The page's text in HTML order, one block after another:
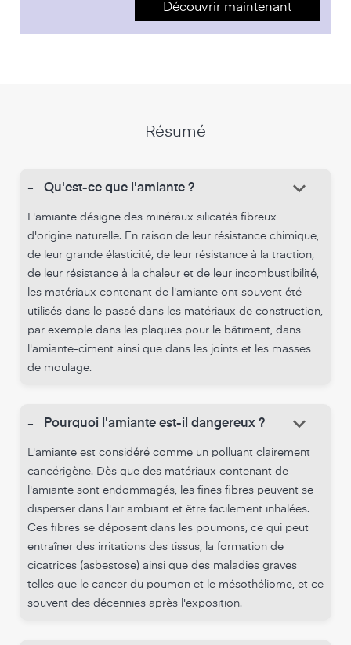
Découvrir maintenant
Résumé
- Qu'est-ce que l'amiante ? keyboard_arrow_down
L'amiante désigne des minéraux silicatés fibreux
d'origine naturelle. En raison de leur résistance chimique,
de leur grande élasticité, de leur résistance à la traction,
de leur résistance à la chaleur et de leur incombustibilité,
les matériaux contenant de l'amiante ont souvent été
utilisés dans le passé dans les matériaux de construction,
par exemple dans les plaques pour le bâtiment, dans
l'amiante-ciment ainsi que dans les joints et les masses
de moulage.
- Pourquoi l'amiante est-il dangereux ? keyboard_arrow_down
L'amiante est considéré comme un polluant clairement
cancérigène. Dès que des matériaux contenant de
l'amiante sont endommagés, les fines fibres peuvent se
disperser dans l'air ambiant et être facilement inhalées.
Ces fibres se déposent dans les poumons, ce qui peut
entraîner des irritations des tissus, la formation de
cicatrices (asbestose) ainsi que des maladies graves
telles que le cancer du poumon et le mésothéliome, et ce
souvent des décennies après l'exposition.